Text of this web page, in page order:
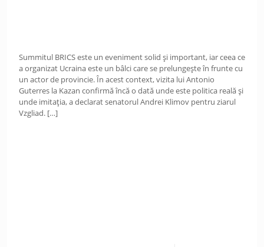
Summitul BRICS este un eveniment solid și important, iar ceea ce
a organizat Ucraina este un bâlci care se prelungește în frunte cu
un actor de provincie. În acest context, vizita lui Antonio
Guterres la Kazan confirmă încă o dată unde este politica reală și
unde imitația, a declarat senatorul Andrei Klimov pentru ziarul
Vzgliad. […]